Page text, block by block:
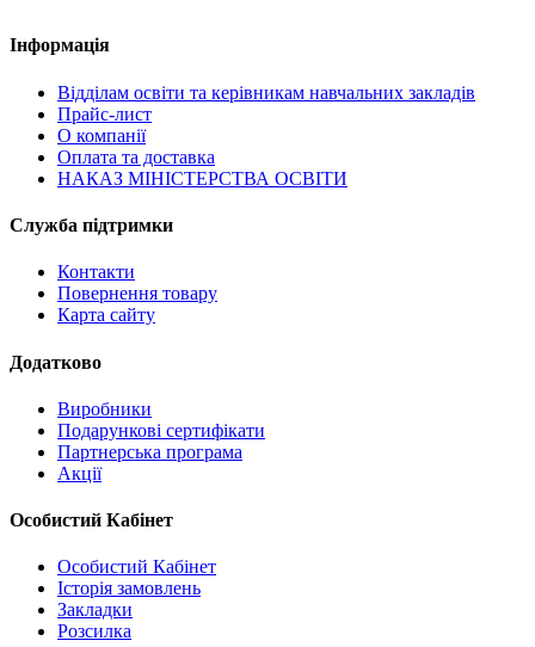
Інформація
Відділам освіти та керівникам навчальних закладів
Прайс-лист
О компанії
Оплата та доставка
НАКАЗ МІНІСТЕРСТВА ОСВІТИ
Служба підтримки
Контакти
Повернення товару
Карта сайту
Додатково
Виробники
Подарункові сертифікати
Партнерська програма
Акції
Особистий Кабінет
Особистий Кабінет
Історія замовлень
Закладки
Розсилка